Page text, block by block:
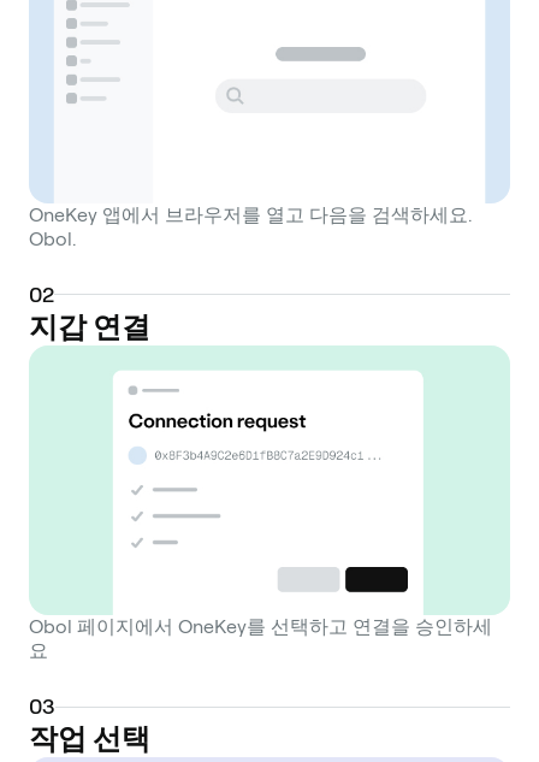
OneKey 앱에서 브라우저를 열고 다음을 검색하세요.
Obol.
02
지갑 연결
Obol 페이지에서 OneKey를 선택하고 연결을 승인하세
요
03
작업 선택